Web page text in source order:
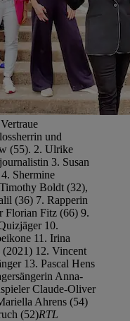
und
(55). 2. Ulrike
3. Susan
Shermine
Boldt (32),
(36) 7. Rapperin
Florian Fitz (66) 9.
10.
11. Irina
(2021) 12. Vincent
13. Pascal Hens
Anna-
Claude-Oliver
Ahrens (54)
(52)RTL